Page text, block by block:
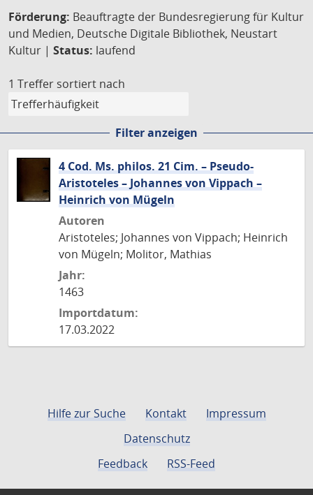
Förderung: Beauftragte der Bundesregierung für Kultur
und Medien, Deutsche Digitale Bibliothek, Neustart
Kultur | Status: laufend
1 Treffer sortiert nach
Filter anzeigen
4 Cod. Ms. philos. 21 Cim. – Pseudo-
Aristoteles – Johannes von Vippach –
Heinrich von Mügeln
Autoren
Aristoteles; Johannes von Vippach; Heinrich
von Mügeln; Molitor, Mathias
Jahr:
1463
Importdatum:
17.03.2022
Hilfe zur Suche Kontakt
Impressum
Datenschutz
Feedback
RSS-Feed